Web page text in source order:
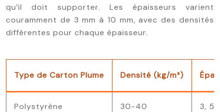
qu’il doit supporter. Les épaisseurs varient
couramment de 3 mm à 10 mm, avec des densités
différentes pour chaque épaisseur.
Type de Carton Plume Densité (kg/m³)
Polystyrène 30-40 3, 5,